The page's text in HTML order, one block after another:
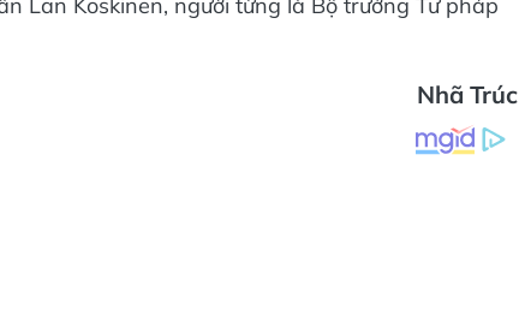
Lan Koskinen, người từng là Bộ trưởng Tư pháp
Nhã Trúc